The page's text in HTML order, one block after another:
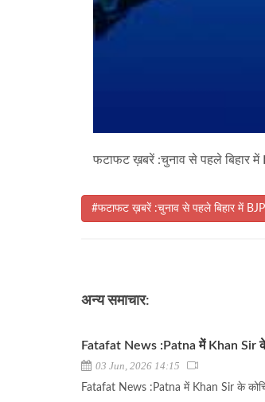
फटाफट ख़बरें :चुनाव से पहले बिहार
#फटाफट ख़बरें :चुनाव से पहले बिहार में
अन्य समाचार:
Fatafat News :Patna में Khan Sir
03 Jun, 2026 14:15
Fatafat News :Patna में Khan Sir के